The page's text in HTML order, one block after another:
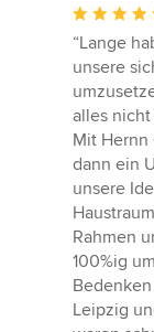
5
von
5
Sternen
“Lange
unsere
alles
Mit Hernn
dann ein
unsere
Rahmen
100%ig
Leipzig